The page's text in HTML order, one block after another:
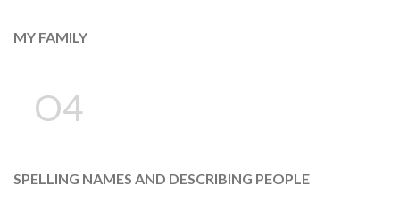
MY FAMILY
O4
SPELLING NAMES AND DESCRIBING PEOPLE